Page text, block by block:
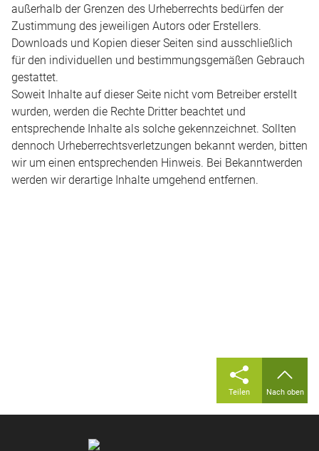
außerhalb der Grenzen des Urheberrechts bedürfen der
Zustimmung des jeweiligen Autors oder Erstellers.
Downloads und Kopien dieser Seiten sind ausschließlich
für den individuellen und bestimmungsgemäßen Gebrauch
gestattet.
Soweit Inhalte auf dieser Seite nicht vom Betreiber erstellt
wurden, werden die Rechte Dritter beachtet und
entsprechende Inhalte als solche gekennzeichnet. Sollten
dennoch Urheberrechtsverletzungen bekannt werden, bitten
wir um einen entsprechenden Hinweis. Bei Bekanntwerden
werden wir derartige Inhalte umgehend entfernen.
Teilen Nach oben